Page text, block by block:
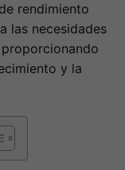
rendimiento
las necesidades
y la